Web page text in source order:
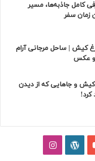
کامل جاذبه‌ها، مسیر
زمان سفر
کیش | ساحل مرجانی آرام
و عکس
و جاهایی که از دیدن
یوتیوبوردپرساینستاگرام